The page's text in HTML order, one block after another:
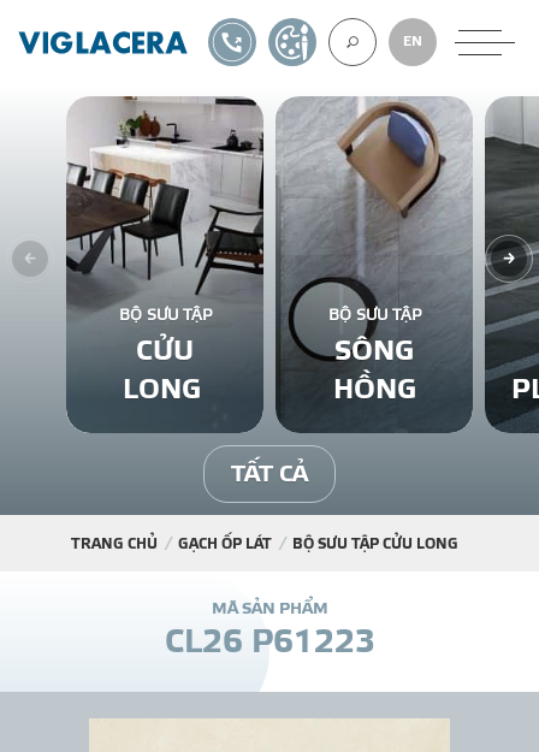
VỀ CHÚNG
GẠCH ỐP LÁT
BÊ TÔNG KHÍ
NGÓI LỢP
KÊNH PHÂN
THƯ
EN
1900561582TỰ THIẾT KẾ
BỘ SƯU TẬP
CỬU
LONG
BỘ SƯU TẬP
SÔNG
HỒNG
TẤT CẢ
TRANG CHỦ GẠCH ỐP LÁT BỘ SƯU TẬP CỬU LONG
MÃ SẢN PHẨM
CL26 P61223